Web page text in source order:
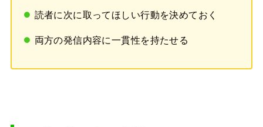
読者に次に取ってほしい行動を決めておく
両方の発信内容に一貫性を持たせる